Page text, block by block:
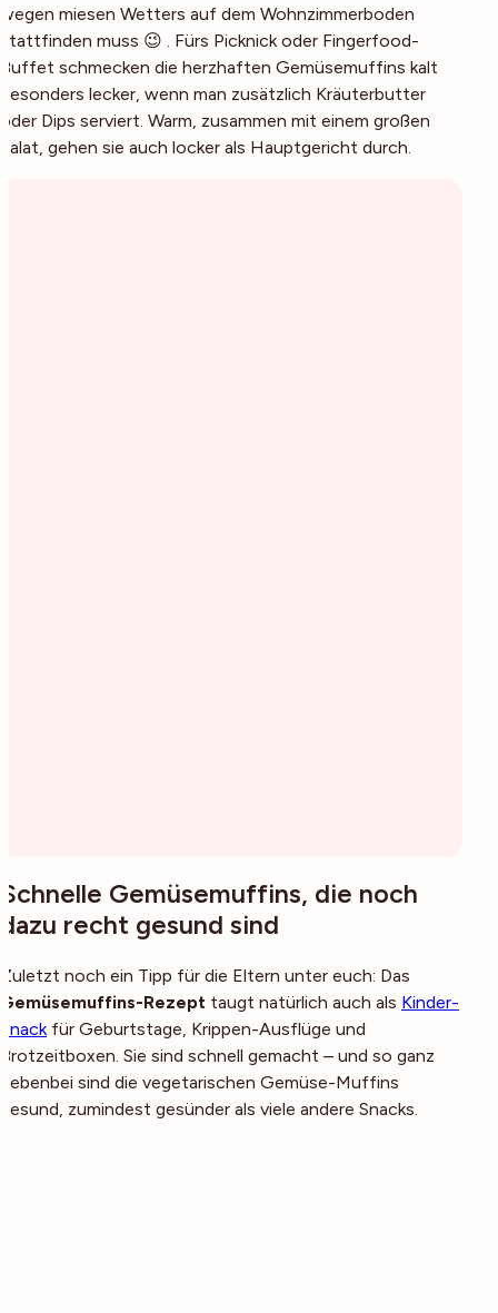
wegen miesen Wetters auf dem Wohnzimmerboden
stattfinden muss 😉 . Fürs Picknick oder Fingerfood-
Buffet schmecken die herzhaften Gemüsemuffins kalt
besonders lecker, wenn man zusätzlich Kräuterbutter
oder Dips serviert. Warm, zusammen mit einem großen
Salat, gehen sie auch locker als Hauptgericht durch.
Schnelle Gemüsemuffins, die noch
dazu recht gesund sind
Zuletzt noch ein Tipp für die Eltern unter euch: Das
Gemüsemuffins-Rezept taugt natürlich auch als Kinder-
Snackfür Geburtstage, Krippen-Ausflüge und
Brotzeitboxen. Sie sind schnell gemacht – und so ganz
nebenbei sind die vegetarischen Gemüse-Muffins
gesund, zumindest gesünder als viele andere Snacks.